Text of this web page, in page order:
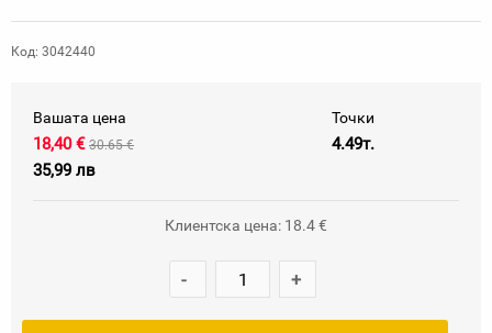
Код: 3042440
Вашата цена
18,40 € 30.65 €
35,99 лв
Точки
4.49т.
Клиентска цена: 18.4 €
- +